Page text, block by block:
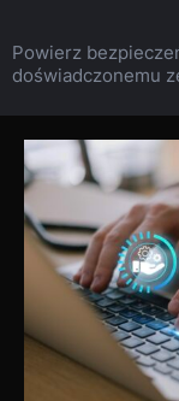
Powierz
doświadczonemu